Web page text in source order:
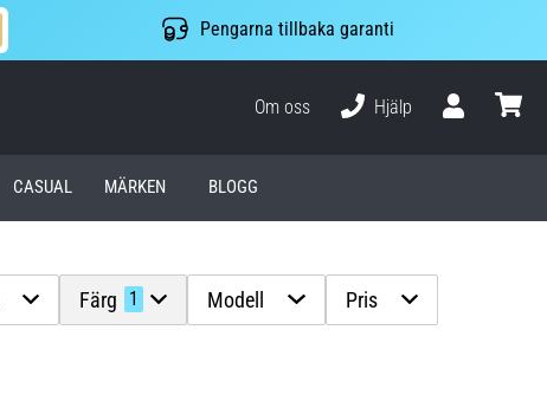
Pengarna tillbaka garanti
Om oss
Hjälp
CASUAL MÄRKEN BLOGG
Färg 1 Modell Pris